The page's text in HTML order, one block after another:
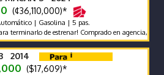
(¢36,110,000)*
| Gasolina | 5 pas.
de estrenar! Comprado en agencia, único
2014
($17,609)*